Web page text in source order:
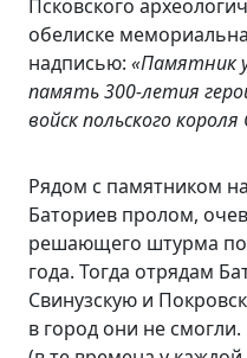
Псковского
обелиске
надписью: «Памятник
память 300-летия
войск польского
Рядом с памятником
Баториев пролом,
решающего штурма
года. Тогда отрядам
Свинузскую и
в город они не